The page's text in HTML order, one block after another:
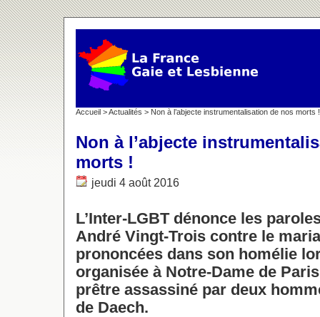
Accueil >Actualités > Non à l’abjecte instrumentalisation de nos morts !
Non à l’abjecte
morts !
jeudi 4 août 2016
L’Inter-LGBT dénonce les
André Vingt-Trois contre le
prononcées dans son homélie
organisée à Notre-Dame de
prêtre assassiné par deux
de Daech.